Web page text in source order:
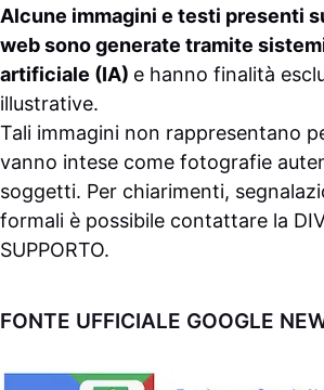
Alcune immagini e testi presenti
web sono generate tramite
artificiale (IA) e hanno finalità
illustrative.
Tali immagini non rappresentano
vanno intese come fotografie
soggetti. Per chiarimenti,
formali è possibile contattare la
SUPPORTO.
FONTE UFFICIALE GOOGLE